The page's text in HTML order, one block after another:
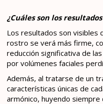
¿Cuáles son los
Los resultados son visibles
rostro se verá más firme,
reducción significativa de
por volúmenes faciales
Además, al tratarse de un
características únicas de
armónico, huyendo